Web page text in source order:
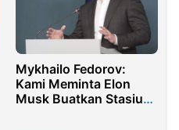
Mykhailo Fedorov:
Kami Meminta Elon
Musk Buatkan Stasiun